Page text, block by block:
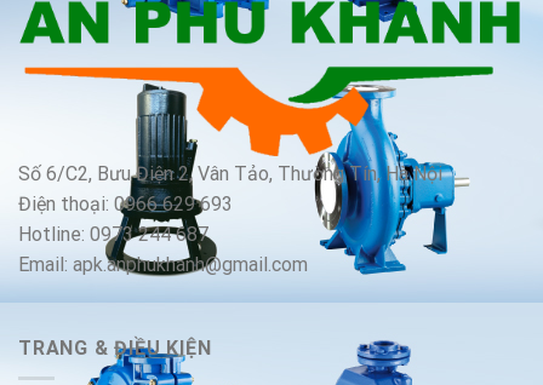
Số 6/C2, Bưu Điện 2, Vân Tảo, Thường Tín, Hà Nội
Điện thoại: 0966 629 693
Hotline: 0973 244 687
Email: apk.anphukhanh@gmail.com
TRANG & ĐIỀU KIỆN